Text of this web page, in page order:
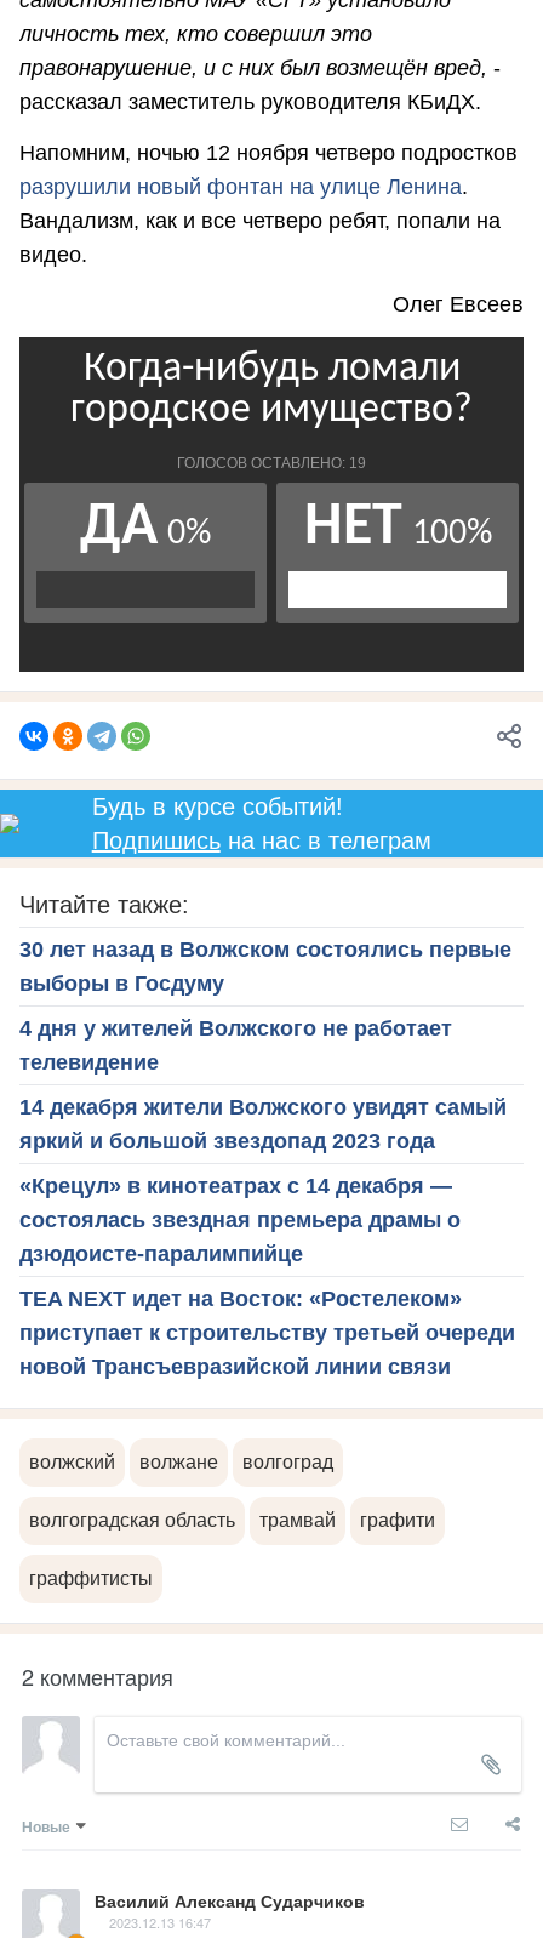
личность тех, кто совершил это
правонарушение, и с них был возмещён вред, -
рассказал заместитель руководителя КБиДХ.
Напомним, ночью 12 ноября четверо подростков
разрушили новый фонтан на улице Ленина.
Вандализм, как и все четверо ребят, попали на
видео.
Олег Евсеев
Будь в курсе событий!
Подпишисьна нас в телеграм
Читайте также:
30 лет назад в Волжском состоялись первые
выборы в Госдуму
4 дня у жителей Волжского не работает
телевидение
14 декабря жители Волжского увидят самый
яркий и большой звездопад 2023 года
«Крецул» в кинотеатрах с 14 декабря —
состоялась звездная премьера драмы о
дзюдоисте-паралимпийце
TEA NEXT идет на Восток: «Ростелеком»
приступает к строительству третьей очереди
новой Трансъевразийской линии связи
волжский волжане волгоград
волгоградская область трамвай графити
граффитисты
2 комментария
Новые
Василий Александ Сударчиков
2023.12.13 16:47